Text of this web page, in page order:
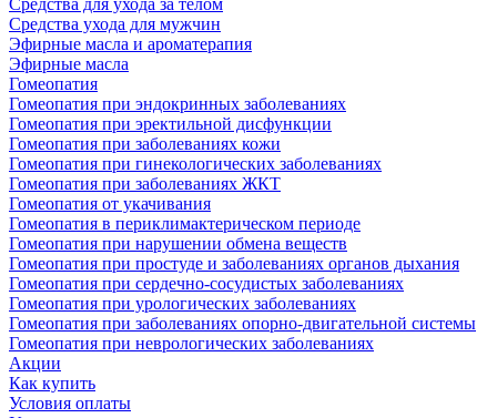
Средства для ухода за телом
Средства ухода для мужчин
Эфирные масла и ароматерапия
Эфирные масла
Гомеопатия
Гомеопатия при эндокринных заболеваниях
Гомеопатия при эректильной дисфункции
Гомеопатия при заболеваниях кожи
Гомеопатия при гинекологических заболеваниях
Гомеопатия при заболеваниях ЖКТ
Гомеопатия от укачивания
Гомеопатия в периклимактерическом периоде
Гомеопатия при нарушении обмена веществ
Гомеопатия при простуде и заболеваниях органов дыхания
Гомеопатия при сердечно-сосудистых заболеваниях
Гомеопатия при урологических заболеваниях
Гомеопатия при заболеваниях опорно-двигательной системы
Гомеопатия при неврологических заболеваниях
Акции
Как купить
Условия оплаты